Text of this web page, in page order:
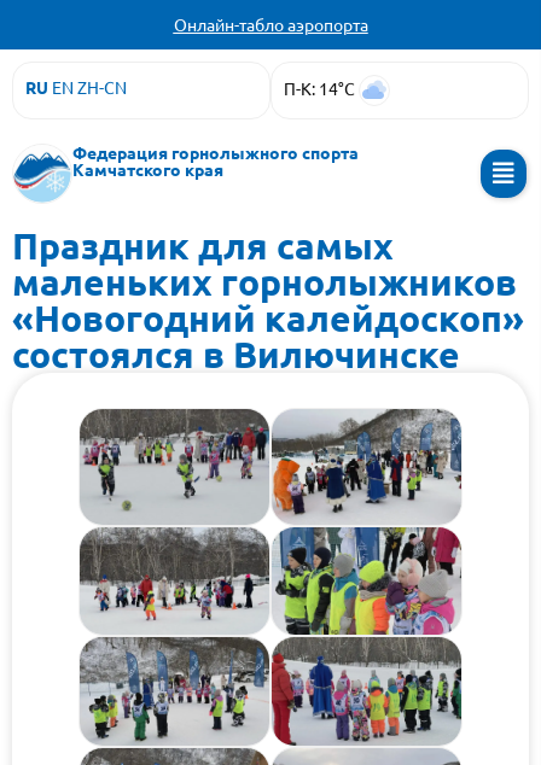
Онлайн-табло аэропорта
RU EN ZH-CN П-К: 14°C
Федерация горнолыжного спорта
Камчатского края
Праздник для самых
маленьких горнолыжников
«Новогодний калейдоскоп»
состоялся в Вилючинске